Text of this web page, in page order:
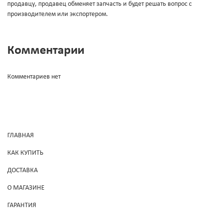
продавцу, продавец обменяет запчасть и будет решать вопрос с
производителем или экспортером.
Комментарии
Комментариев нет
ГЛАВНАЯ
КАК КУПИТЬ
ДОСТАВКА
О МАГАЗИНЕ
ГАРАНТИЯ